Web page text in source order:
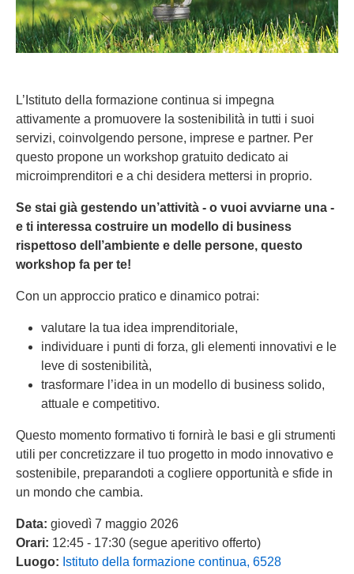
L’Istituto della formazione continua si impegna
attivamente a promuovere la sostenibilità in tutti i suoi
servizi, coinvolgendo persone, imprese e partner. Per
questo propone un workshop gratuito dedicato ai
microimprenditori e a chi desidera mettersi in proprio.
Se stai già gestendo un’attività - o vuoi avviarne una -
e ti interessa costruire un modello di business
rispettoso dell’ambiente e delle persone, questo
workshop fa per te!
Con un approccio pratico e dinamico potrai:
valutare la tua idea imprenditoriale,
individuare i punti di forza, gli elementi innovativi e le
leve di sostenibilità,
trasformare l’idea in un modello di business solido,
attuale e competitivo.
Questo momento formativo ti fornirà le basi e gli strumenti
utili per concretizzare il tuo progetto in modo innovativo e
sostenibile, preparandoti a cogliere opportunità e sfide in
un mondo che cambia.
Data: giovedì 7 maggio 2026
Orari: 12:45 - 17:30 (segue aperitivo offerto)
Luogo: Istituto della formazione continua, 6528